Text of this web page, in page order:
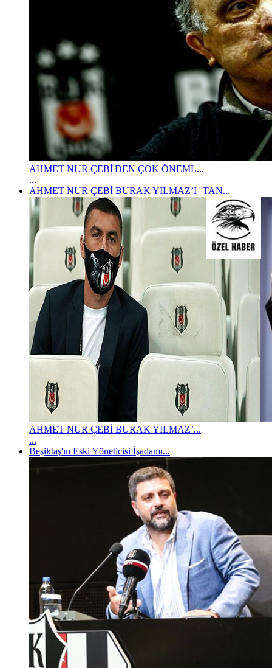
AHMET NUR ÇEBİ'DEN ÇOK ÖNEML...
...
AHMET NUR ÇEBİ BURAK YILMAZ’I ''TAN...
AHMET NUR ÇEBİ BURAK YILMAZ’...
...
Beşiktaş'ın Eski Yöneticisi İşadamı...